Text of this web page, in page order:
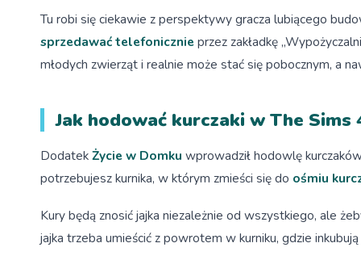
Tu robi się ciekawie z perspektywy gracza lubiącego
sprzedawać telefonicznieprzez zakładkę
młodych zwierząt i realnie może stać się pobocznym, a
Jak hodować kurczaki w The Sims
DodatekŻycie w Domku wprowadził hodowlę
potrzebujesz kurnika, w którym zmieści się do ośmiu
Kury będą znosić jajka niezależnie od wszystkiego, ale
jajka trzeba umieścić z powrotem w kurniku, gdzie